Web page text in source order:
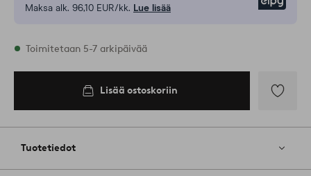
Maksa alk. 96,10 EUR/kk. Lue lisää
Varastossa
Toimitetaan 5-7 arkipäivää
Lisää ostoskoriin
Tuotetiedot